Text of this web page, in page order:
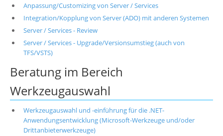
Anpassung/Customizing von Server / Services
Integration/Kopplung von Server (ADO) mit anderen Systemen
Server / Services - Review
Server / Services - Upgrade/Versionsumstieg (auch von
TFS/VSTS)
Beratung im Bereich
Werkzeugauswahl
Werkzeugauswahl und -einführung für die .NET-
Anwendungsentwicklung (Microsoft-Werkzeuge und/oder
Drittanbieterwerkzeuge)